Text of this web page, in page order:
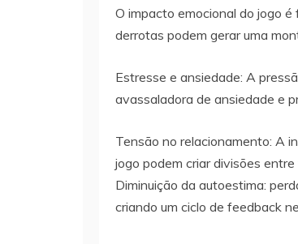
O impacto emocional do jogo
derrotas podem gerar uma
Estresse e ansiedade: A
avassaladora de ansiedade e
Tensão no relacionamento: A
jogo podem criar divisões
Diminuição da autoestima:
criando um ciclo de feedback